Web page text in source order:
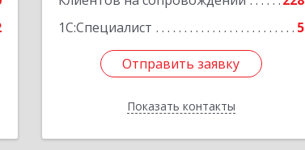
1С:Специалист
5
Отправить заявку
Показать контакты
Отправить заявку
Назад